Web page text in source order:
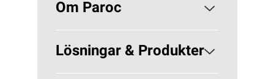
Om Paroc
Om PAROC
Varför Stenull?
Lösningar & Produkter